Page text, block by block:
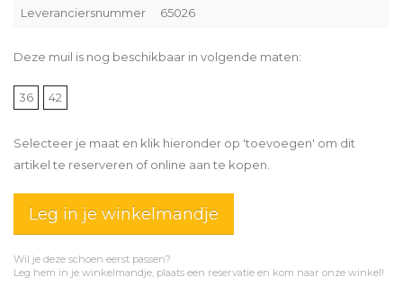
Leveranciersnummer 65026
Deze muil is nog beschikbaar in volgende maten:
36 42
Selecteer je maat en klik hieronder op 'toevoegen' om dit
artikel te reserveren of online aan te kopen.
Leg in je winkelmandje
Wil je deze schoen eerst passen?
Leg hem in je winkelmandje, plaats een reservatie en kom naar onze winkel!